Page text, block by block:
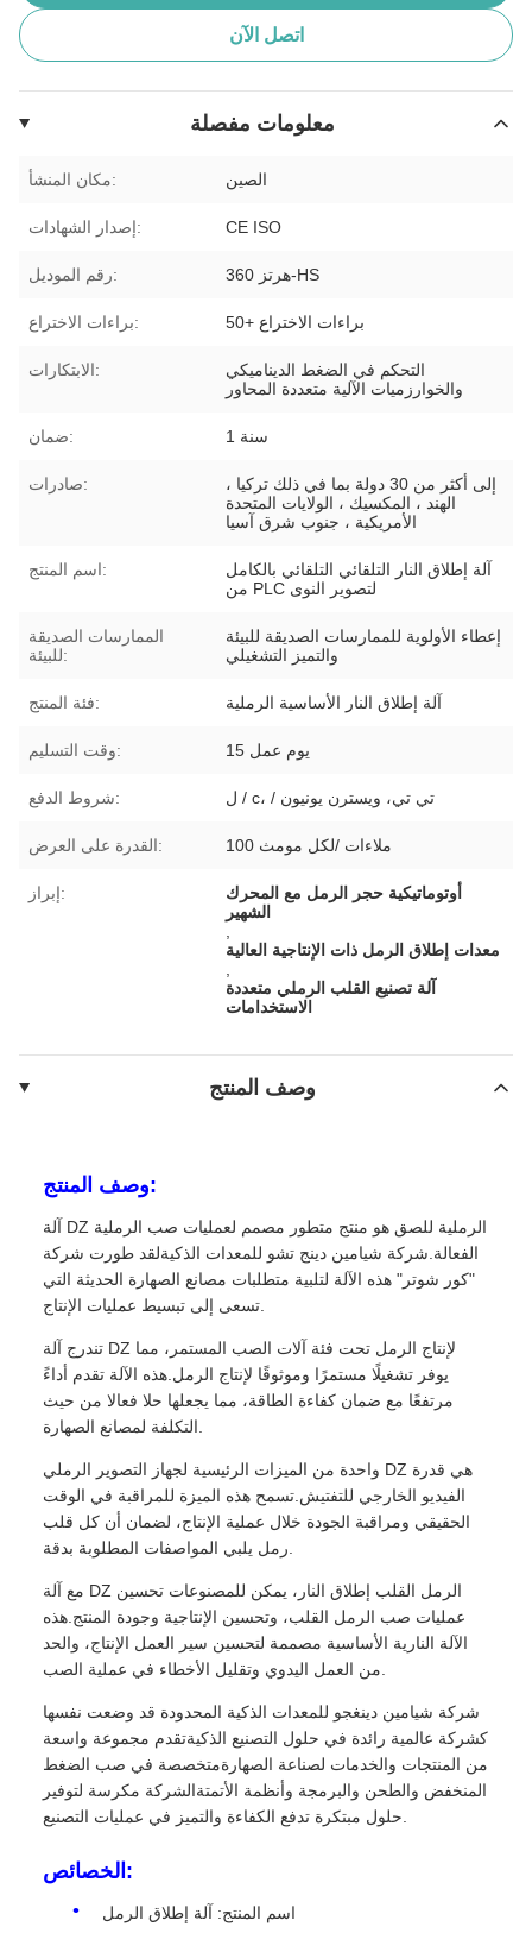
اتصل الآن
معلومات مفصلة
مكان المنشأ: الصين
إصدار الشهادات: CE ISO
رقم الموديل: هرتز 360-HS
براءات الاختراع: 50+ براءات الاختراع
الابتكارات:
التحكم في الضغط الديناميكي
والخوارزميات الآلية متعددة المحاور
ضمان: 1 سنة
صادرات:
إلى أكثر من 30 دولة بما في ذلك تركيا ،
الهند ، المكسيك ، الولايات المتحدة
الأمريكية ، جنوب شرق آسيا
اسم المنتج:
آلة إطلاق النار التلقائي التلقائي بالكامل
من PLC لتصوير النوى
الممارسات الصديقة
للبيئة:
إعطاء الأولوية للممارسات الصديقة للبيئة
والتميز التشغيلي
فئة المنتج: آلة إطلاق النار الأساسية الرملية
وقت التسليم: 15 يوم عمل
شروط الدفع: ل / c، / تي تي، ويسترن يونيون
القدرة على العرض: 100 ملاءات /لكل مومث
إبراز:
أوتوماتيكية حجر الرمل مع المحرك
الشهير
معدات إطلاق الرمل ذات الإنتاجية العالية
آلة تصنيع القلب الرملي متعددة
الاستخدامات
وصف المنتج
وصف المنتج:
آلة DZ الرملية للصق هو منتج متطور مصمم لعمليات صب الرملية
الفعالة.شركة شيامين دينج تشو للمعدات الذكيةلقد طورت شركة
"كور شوتر" هذه الآلة لتلبية متطلبات مصانع الصهارة الحديثة التي
تندرج آلة DZ لإنتاج الرمل تحت فئة آلات الصب المستمر، مما
يوفر تشغيلًا مستمرًا وموثوقًا لإنتاج الرمل.هذه الآلة تقدم أداءً
مرتفعًا مع ضمان كفاءة الطاقة، مما يجعلها حلا فعالا من حيث
واحدة من الميزات الرئيسية لجهاز التصوير الرملي DZ هي قدرة
الفيديو الخارجي للتفتيش.تسمح هذه الميزة للمراقبة في الوقت
الحقيقي ومراقبة الجودة خلال عملية الإنتاج، لضمان أن كل قلب
مع آلة DZ الرمل القلب إطلاق النار، يمكن للمصنوعات تحسين
عمليات صب الرمل القلب، وتحسين الإنتاجية وجودة المنتج.هذه
الآلة النارية الأساسية مصممة لتحسين سير العمل الإنتاج، والحد
شركة شيامين دينغجو للمعدات الذكية المحدودة قد وضعت نفسها
كشركة عالمية رائدة في حلول التصنيع الذكيةتقدم مجموعة واسعة
من المنتجات والخدمات لصناعة الصهارةمتخصصة في صب الضغط
المنخفض والطحن والبرمجة وأنظمة الأتمتةالشركة مكرسة لتوفير
الخصائص:
اسم المنتج: آلة إطلاق الرمل